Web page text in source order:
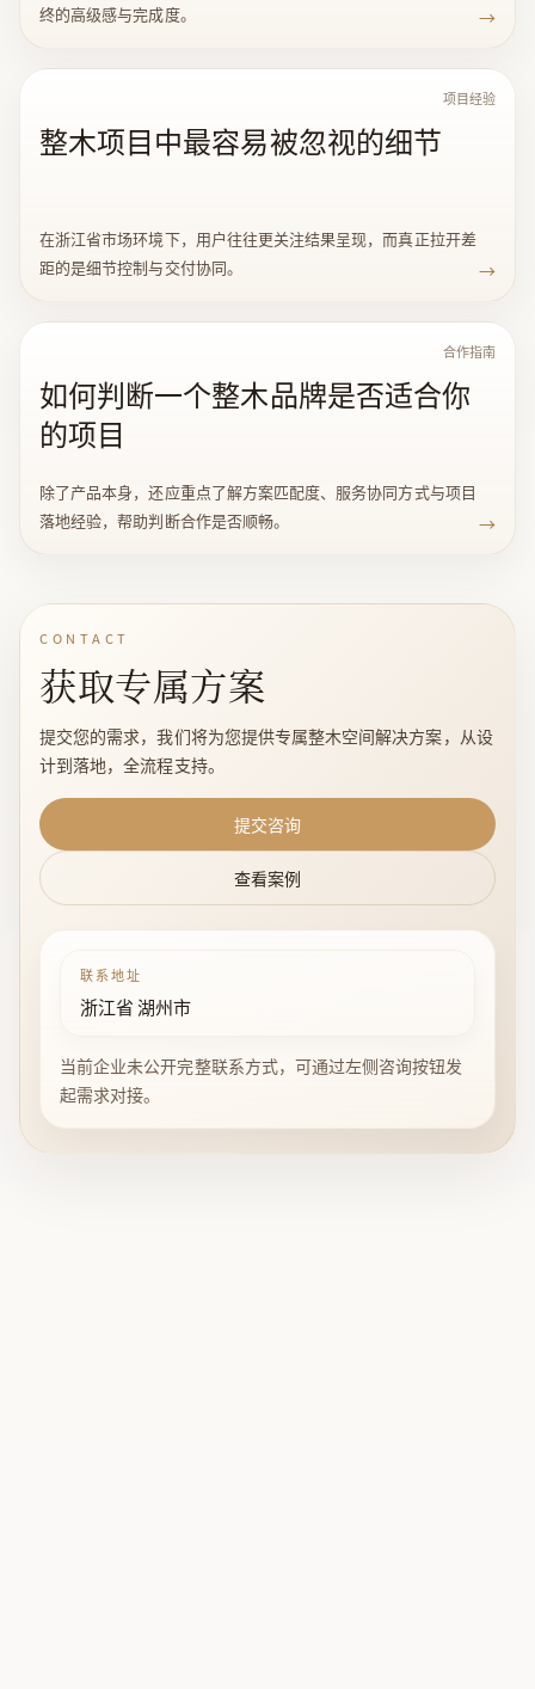
红” | 木制品加工制造销售，货物及技术进出口（依法须
终的高级感与完成度。
→
项目经验
整木项目中最容易被忽视的细节
在浙江省市场环境下，用户往往更关注结果呈现，而真正拉开差
距的是细节控制与交付协同。
→
合作指南
如何判断一个整木品牌是否适合你
的项目
除了产品本身，还应重点了解方案匹配度、服务协同方式与项目
落地经验，帮助判断合作是否顺畅。
→
CONTACT
获取专属方案
提交您的需求，我们将为您提供专属整木空间解决方案，从设
计到落地，全流程支持。
提交咨询
查看案例
联系地址
浙江省 湖州市
当前企业未公开完整联系方式，可通过左侧咨询按钮发
起需求对接。